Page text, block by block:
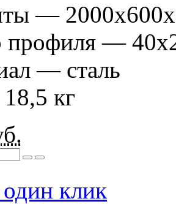
—
профиля —
— сталь
кг
клик